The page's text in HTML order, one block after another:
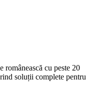
cu peste 20
soluții complete pentru